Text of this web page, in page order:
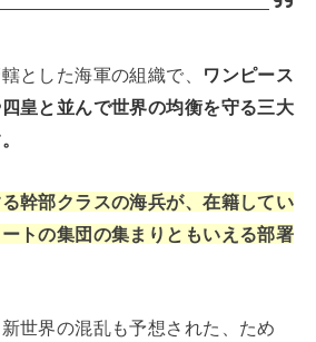
とした海軍の組織で、
ワンピース
皇と並んで世界の均衡を守る三大
幹部クラスの海兵が、在籍してい
トの集団の集まりともいえる部署
世界の混乱も予想された、ため